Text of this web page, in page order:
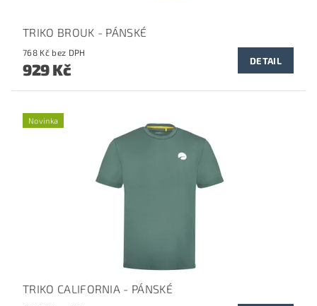
TRIKO BROUK - PÁNSKÉ
768 Kč bez DPH
929 Kč DETAIL
Novinka
TRIKO CALIFORNIA - PÁNSKÉ